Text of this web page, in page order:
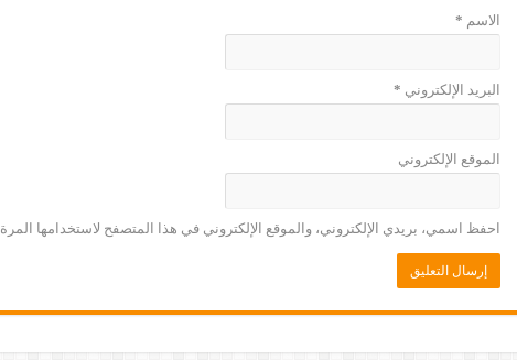
الاسم *
البريد الإلكتروني *
الموقع الإلكتروني
احفظ اسمي، بريدي الإلكتروني، والموقع الإلكتروني في هذا المتصفح لاستخدامها